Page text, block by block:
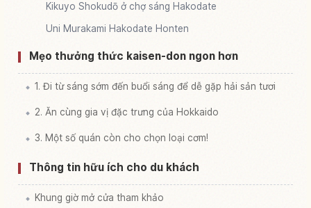
Kikuyo Shokudō ở chợ sáng Hakodate
Uni Murakami Hakodate Honten
Mẹo thưởng thức kaisen-don ngon hơn
1. Đi từ sáng sớm đến buổi sáng để dễ gặp hải sản tươi
2. Ăn cùng gia vị đặc trưng của Hokkaido
3. Một số quán còn cho chọn loại cơm!
Thông tin hữu ích cho du khách
Khung giờ mở cửa tham khảo